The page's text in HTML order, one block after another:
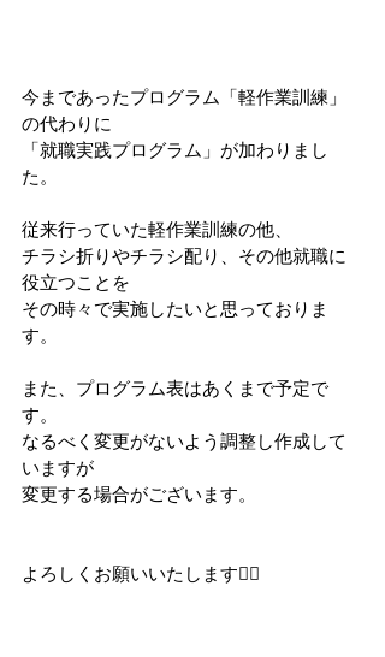
今まであったプログラム「軽作業訓練」
の代わりに
「就職実践プログラム」が加わりまし
た。
従来行っていた軽作業訓練の他、
チラシ折りやチラシ配り、その他就職に
役立つことを
その時々で実施したいと思っておりま
す。
また、プログラム表はあくまで予定で
す。
なるべく変更がないよう調整し作成して
いますが
変更する場合がございます。
よろしくお願いいたします🙇‍♀️